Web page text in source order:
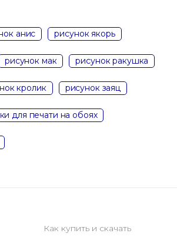
анис рисунок якорь
рисунок мак рисунок ракушка
кролик рисунок заяц
для печати на обоях
Как купить и скачать